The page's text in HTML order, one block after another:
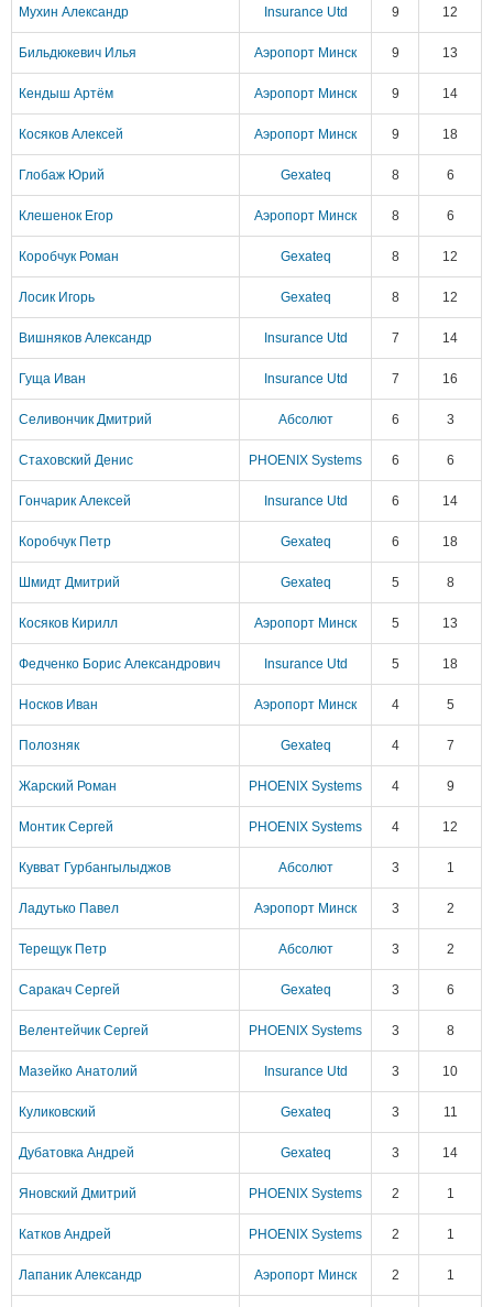
Мухин Александр Insurance Utd 9 12
Бильдюкевич Илья Аэропорт Минск 9 13
Кендыш Артём Аэропорт Минск 9 14
Косяков Алексей Аэропорт Минск 9 18
Глобаж Юрий Gexateq 8 6
Клешенок Егор Аэропорт Минск 8 6
Коробчук Роман Gexateq 8 12
Лосик Игорь Gexateq 8 12
Вишняков Александр Insurance Utd 7 14
Гуща Иван Insurance Utd 7 16
Селивончик Дмитрий Абсолют 6 3
Стаховский Денис PHOENIX Systems 6 6
Гончарик Алексей Insurance Utd 6 14
Коробчук Петр Gexateq 6 18
Шмидт Дмитрий Gexateq 5 8
Косяков Кирилл Аэропорт Минск 5 13
Федченко Борис Александрович Insurance Utd 5 18
Носков Иван Аэропорт Минск 4 5
Полозняк Gexateq 4 7
Жарский Роман PHOENIX Systems 4 9
Монтик Сергей PHOENIX Systems 4 12
Кувват Гурбангылыджов Абсолют 3 1
Ладутько Павел Аэропорт Минск 3 2
Терещук Петр Абсолют 3 2
Саракач Сергей Gexateq 3 6
Велентейчик Сергей PHOENIX Systems 3 8
Мазейко Анатолий Insurance Utd 3 10
Куликовский Gexateq 3 11
Дубатовка Андрей Gexateq 3 14
Яновский Дмитрий PHOENIX Systems 2 1
Катков Андрей PHOENIX Systems 2 1
Лапаник Александр Аэропорт Минск 2 1